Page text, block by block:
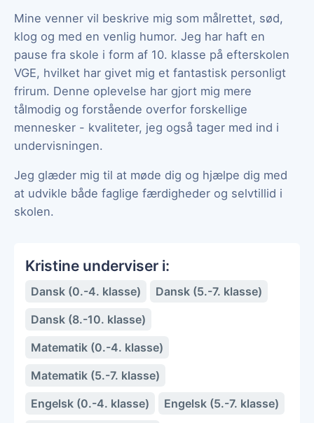
Mine venner vil beskrive mig som målrettet, sød,
klog og med en venlig humor. Jeg har haft en
pause fra skole i form af 10. klasse på efterskolen
VGE, hvilket har givet mig et fantastisk personligt
frirum. Denne oplevelse har gjort mig mere
tålmodig og forstående overfor forskellige
mennesker - kvaliteter, jeg også tager med ind i
undervisningen.
Jeg glæder mig til at møde dig og hjælpe dig med
at udvikle både faglige færdigheder og selvtillid i
skolen.
Kristine underviser i:
Dansk (0.-4. klasse)
Dansk (5.-7. klasse)
Dansk (8.-10. klasse)
Matematik (0.-4. klasse)
Matematik (5.-7. klasse)
Engelsk (0.-4. klasse)
Engelsk (5.-7. klasse)